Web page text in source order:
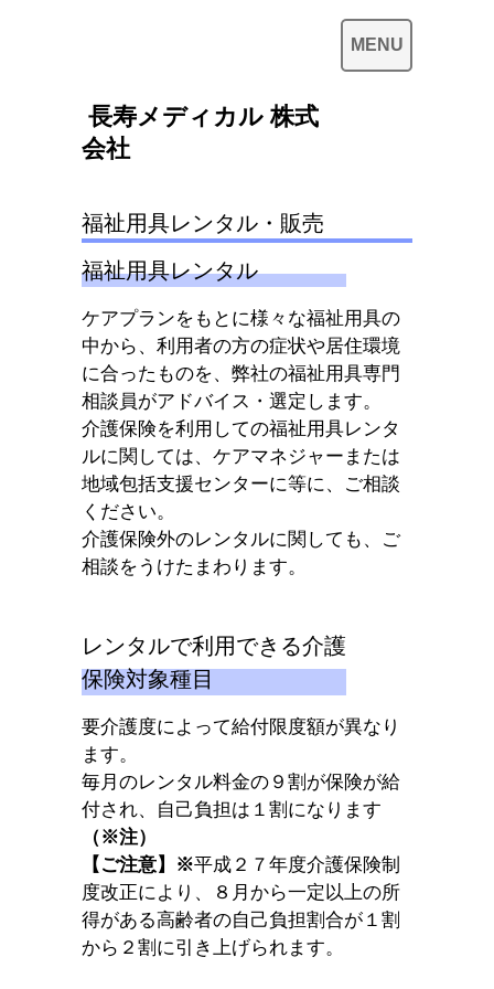
長寿メディカル 株式
会社
福祉用具レンタル・販売
福祉用具レンタル
ケアプランをもとに様々な福祉用具の
中から、利用者の方の症状や居住環境
に合ったものを、弊社の福祉用具専門
相談員がアドバイス・選定します。
介護保険を利用しての福祉用具レンタ
ルに関しては、ケアマネジャーまたは
地域包括支援センターに等に、ご相談
ください。
介護保険外のレンタルに関しても、ご
相談をうけたまわります。
レンタルで利用できる介護
保険対象種目
要介護度によって給付限度額が異なり
ます。
毎月のレンタル料金の９割が保険が給
付され、自己負担は１割になります
（※注）
【ご注意】※平成２７年度介護保険制
度改正により、８月から一定以上の所
得がある高齢者の自己負担割合が１割
から２割に引き上げられます。